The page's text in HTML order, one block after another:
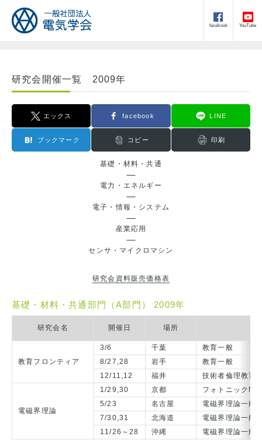
facebook YouTube
研究会開催一覧 2009年
エックス facebook LINE
ブックマーク コピー 印刷
基礎・材料・共通
電力・エネルギー
電子・情報・システム
産業応用
センサ・マイクロマシン
研究会資料販売価格表
基礎・材料・共通部門（A部門） 2009年
研究会名 開催日 場所
教育フロンティア
3/6 千葉
教育一般
8/27,28
岩手
教育一般
12/11,12
福井 技術者倫理教育
電磁界理論
1/29,30 京都
フォトニック
5/23
名古屋
電磁界理論一般
7/30,31
北海道
電磁界理論一般
11/26～28
沖縄 電磁界理論一般